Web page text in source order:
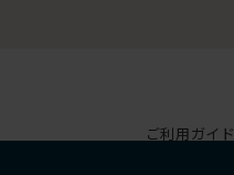
ご利用ガイド